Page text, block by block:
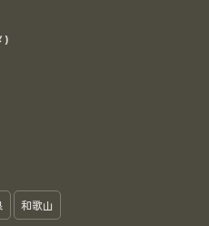
)
和歌山